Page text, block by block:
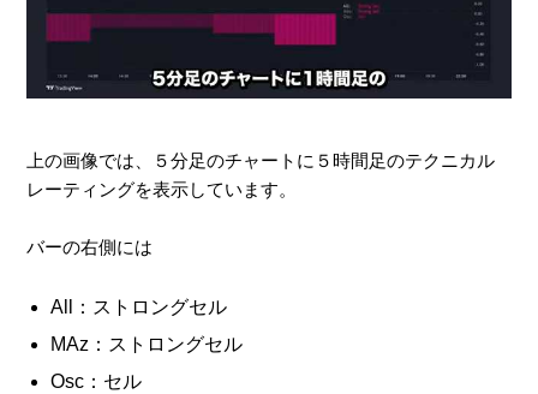
上の画像では、５分足のチャートに５時間足のテクニカル
レーティングを表示しています。
バーの右側には
All：ストロングセル
MAz：ストロングセル
Osc：セル